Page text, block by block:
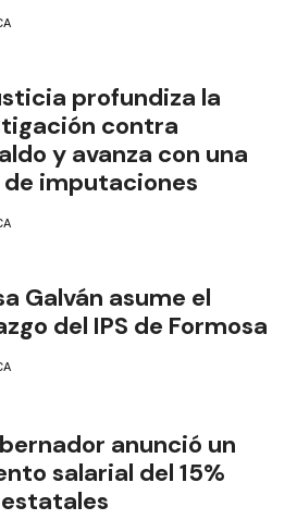
profundiza la
contra
y avanza con una
imputaciones
Galván asume el
del IPS de Formosa
anunció un
salarial del 15%